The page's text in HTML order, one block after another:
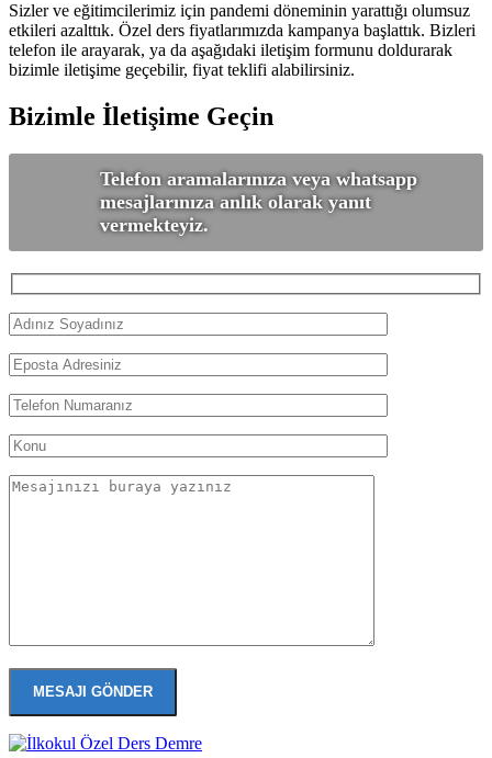
Sizler ve eğitimcilerimiz için pandemi döneminin yarattığı olumsuz
etkileri azalttık. Özel ders fiyatlarımızda kampanya başlattık. Bizleri
telefon ile arayarak, ya da aşağıdaki iletişim formunu doldurarak
bizimle iletişime geçebilir, fiyat teklifi alabilirsiniz.
Bizimle İletişime Geçin
Telefon aramalarınıza veya whatsapp
mesajlarınıza anlık olarak yanıt
vermekteyiz.